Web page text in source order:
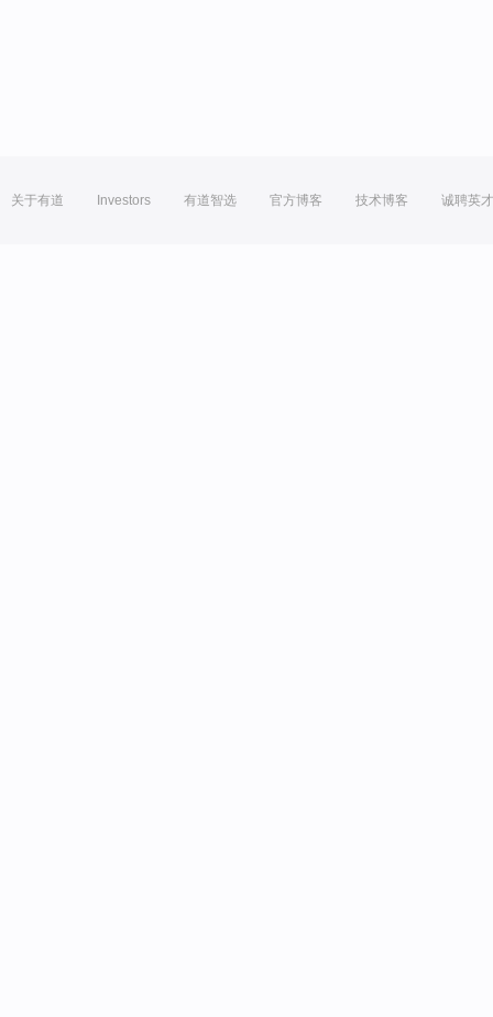
关于有道 Investors 有道智选 官方博客 技术博客 诚聘英才